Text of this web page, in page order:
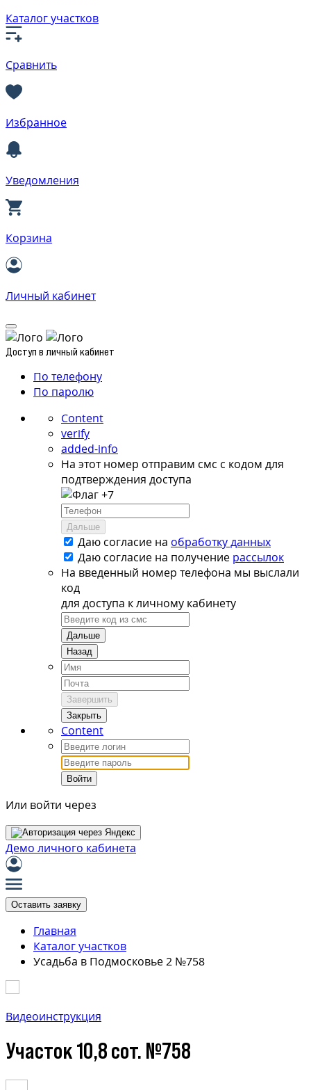
Каталог участков
Сравнить
Избранное
Уведомления
Корзина
Личный кабинет
Доступ в личный кабинет
По телефону
По паролю
Content
verify
added-info
На этот номер отправим смс с кодом для
подтверждения доступа
+7
Дальше
Даю согласие на обработку данных
Даю согласие на получение рассылок
На введенный номер телефона мы выслали
код
для доступа к личному кабинету
Дальше
Назад
Завершить
Закрыть
Content
Войти
Или войти через
Демо личного кабинета
Оставить заявку
Главная
Каталог участков
Усадьба в Подмосковье 2 №758
Видеоинструкция
Участок 10,8 сот. №758